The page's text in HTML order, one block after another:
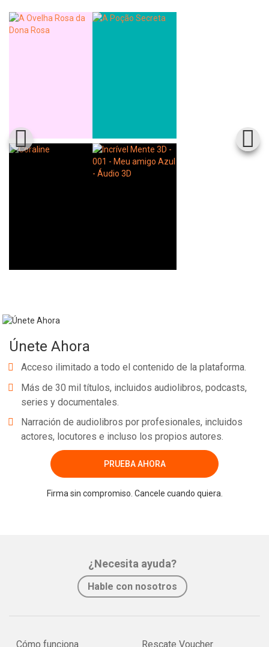
Únete Ahora
Acceso ilimitado a todo el contenido de la plataforma.
Más de 30 mil títulos, incluidos audiolibros, podcasts,
series y documentales.
Narración de audiolibros por profesionales, incluidos
actores, locutores e incluso los propios autores.
PRUEBA AHORA
Firma sin compromiso. Cancele cuando quiera.
¿Necesita ayuda?
Hable con nosotros
Cómo funciona Rescate Voucher